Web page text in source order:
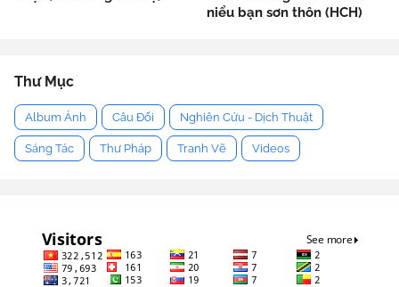
niểu bạn sơn thôn (HCH)
Thư Mục
Album Ảnh Câu Đối Nghiên Cứu - Dịch Thuật
Sáng Tác Thư Pháp Tranh Vẽ Videos